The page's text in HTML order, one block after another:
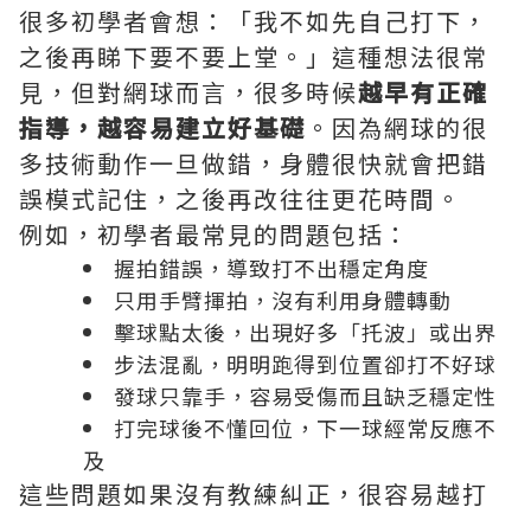
很多初學者會想：「我不如先自己打下，
之後再睇下要不要上堂。」這種想法很常
見，但對網球而言，很多時候越早有正確
指導，越容易建立好基礎 。因為網球的很
多技術動作一旦做錯，身體很快就會把錯
誤模式記住，之後再改往往更花時間。
例如，初學者最常見的問題包括：
握拍錯誤，導致打不出穩定角度
只用手臂揮拍，沒有利用身體轉動
擊球點太後，出現好多「托波」或出界
步法混亂，明明跑得到位置卻打不好球
發球只靠手，容易受傷而且缺乏穩定性
打完球後不懂回位，下一球經常反應不
及
這些問題如果沒有教練糾正，很容易越打